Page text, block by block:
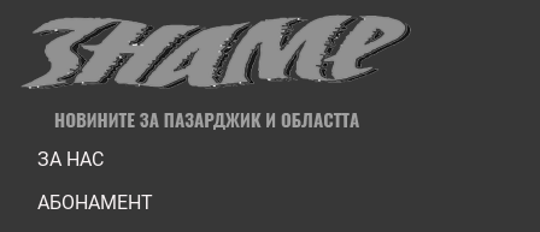
ЗА НАС
АБОНАМЕНТ